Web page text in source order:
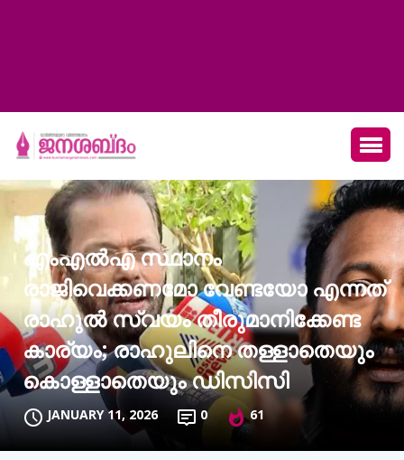
എംഎൽഎ സ്ഥാനം
രാജിവെക്കണമോ വേണ്ടയോ എന്നത്
രാഹുൽ സ്വയം തീരുമാനിക്കേണ്ട
കാര്യം; രാഹുലിനെ തള്ളാതെയും
കൊള്ളാതെയും ഡിസിസി
JANUARY 11, 2026 0 61